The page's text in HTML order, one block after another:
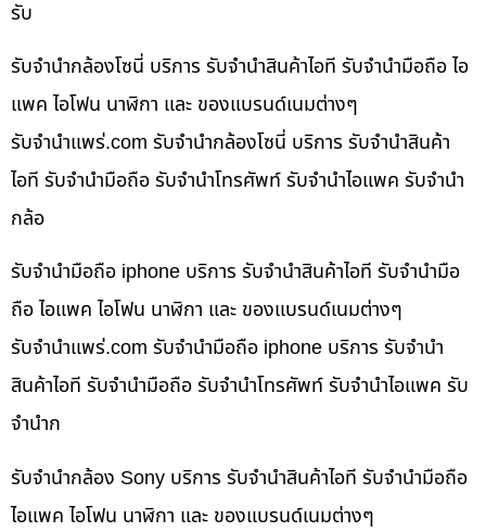
รับ
รับจำนำกล้องโซนี่ บริการ รับจำนำสินค้าไอที รับจำนำมือถือ ไอ
แพค ไอโฟน นาฬิกา และ ของแบรนด์เนมต่างๆ
รับจํานําแพร่.com รับจำนำกล้องโซนี่ บริการ รับจำนำสินค้า
ไอที รับจำนำมือถือ รับจำนำโทรศัพท์ รับจำนำไอแพค รับจำนำ
กล้อ
รับจำนำมือถือ iphone บริการ รับจำนำสินค้าไอที รับจำนำมือ
ถือ ไอแพค ไอโฟน นาฬิกา และ ของแบรนด์เนมต่างๆ
รับจํานําแพร่.com รับจำนำมือถือ iphone บริการ รับจำนำ
สินค้าไอที รับจำนำมือถือ รับจำนำโทรศัพท์ รับจำนำไอแพค รับ
จำนำก
รับจำนำกล้อง Sony บริการ รับจำนำสินค้าไอที รับจำนำมือถือ
ไอแพค ไอโฟน นาฬิกา และ ของแบรนด์เนมต่างๆ